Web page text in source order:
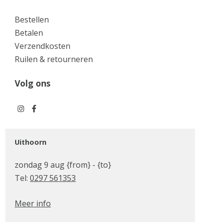
Bestellen
Betalen
Verzendkosten
Ruilen & retourneren
Volg ons
Uithoorn
zondag 9 aug {from} - {to}
Tel: 0297 561353
Meer info